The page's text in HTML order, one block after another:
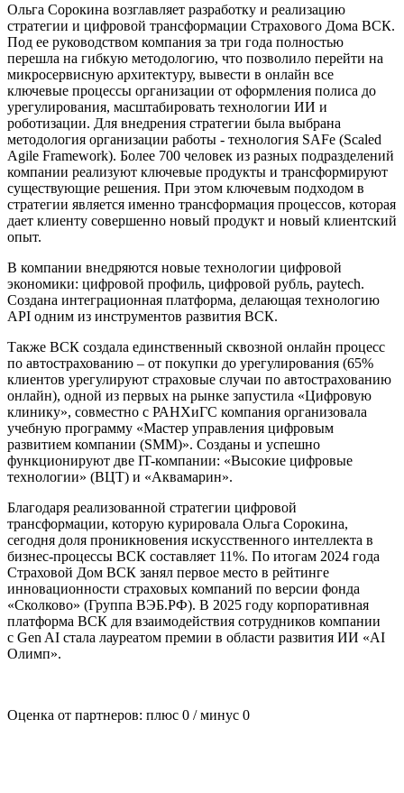
Ольга Сорокина возглавляет разработку и реализацию
стратегии и цифровой трансформации Страхового Дома ВСК.
Под ее руководством компания за три года полностью
перешла на гибкую методологию, что позволило перейти на
микросервисную архитектуру, вывести в онлайн все
ключевые процессы организации от оформления полиса до
урегулирования, масштабировать технологии ИИ и
роботизации. Для внедрения стратегии была выбрана
методология организации работы - технология SAFe (Scaled
Agile Framework). Более 700 человек из разных подразделений
компании реализуют ключевые продукты и трансформируют
существующие решения. При этом ключевым подходом в
стратегии является именно трансформация процессов, которая
дает клиенту совершенно новый продукт и новый клиентский
опыт.
В компании внедряются новые технологии цифровой
экономики: цифровой профиль, цифровой рубль, paytech.
Создана интеграционная платформа, делающая технологию
API одним из инструментов развития ВСК.
Также ВСК создала единственный сквозной онлайн процесс
по автострахованию – от покупки до урегулирования (65%
клиентов урегулируют страховые случаи по автострахованию
онлайн), одной из первых на рынке запустила «Цифровую
клинику», совместно с РАНХиГС компания организовала
учебную программу «Мастер управления цифровым
развитием компании (SMM)». Созданы и успешно
функционируют две IT-компании: «Высокие цифровые
технологии» (ВЦТ) и «Аквамарин».
Благодаря реализованной стратегии цифровой
трансформации, которую курировала Ольга Сорокина,
сегодня доля проникновения искусственного интеллекта в
бизнес-процессы ВСК составляет 11%. По итогам 2024 года
Страховой Дом ВСК занял первое место в рейтинге
инновационности страховых компаний по версии фонда
«Сколково» (Группа ВЭБ.РФ). В 2025 году корпоративная
платформа ВСК для взаимодействия сотрудников компании
с Gen AI стала лауреатом премии в области развития ИИ «AI
Олимп».
Оценка от партнеров: плюс 0 / минус 0